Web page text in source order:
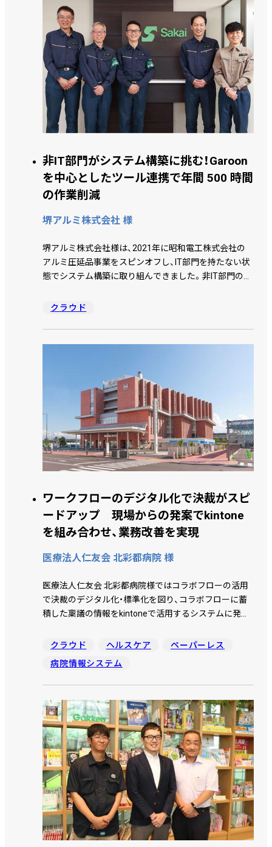
課 瀬能 展也 氏にお話を伺いました。
非IT部門がシステム構築に挑む！Garoon
を中心としたツール連携で年間 500 時間
の作業削減
堺アルミ株式会社 様
堺アルミ株式会社様は、2021年に昭和電工株式会社の
アルミ圧延品事業をスピンオフし、IT部門を持たない状
態でシステム構築に取り組んできました。非IT部門の担
Garoon、コラボフロー、kintoneを組み合わせてデジタル
たのか、穂積 敏 氏、遠藤 茂 氏、平山 勝久 氏、石川 貴志
氏、長谷川 拓也 氏にお話を伺いました。
クラウド
ワークフローのデジタル化で決裁がスピ
ードアップ 現場からの発案でkintone
を組み合わせ、業務改善を実現
医療法人仁友会 北彩都病院 様
医療法人仁友会 北彩都病院様ではコラボフローの活用
で決裁のデジタル化・標準化を図り、コラボフローに蓄
積した稟議の情報をkintoneで活用するシステムに発展
のようなインパクトをもたらしたのか、事務部 医療情報
クラウド ヘルスケア
ペーパーレス
病院情報システム